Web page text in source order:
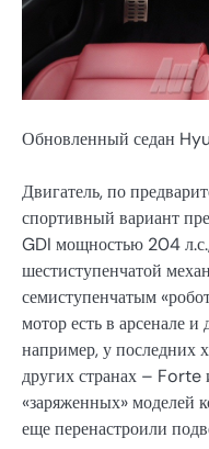
Обновленный седан
Двигатель, по
спортивный вариант
GDI мощностью 204 л.с.,
шестиступенчатой
семиступенчатым
мотор есть в арсенале
например, у последних
других странах –
«заряженных»
еще перенастроили